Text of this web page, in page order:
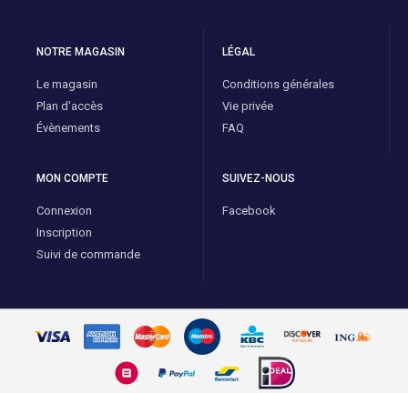
NOTRE MAGASIN
Le magasin
Plan d'accès
Évènements
LÉGAL
Conditions générales
Vie privée
FAQ
MON COMPTE
Connexion
Inscription
Suivi de commande
SUIVEZ-NOUS
Facebook